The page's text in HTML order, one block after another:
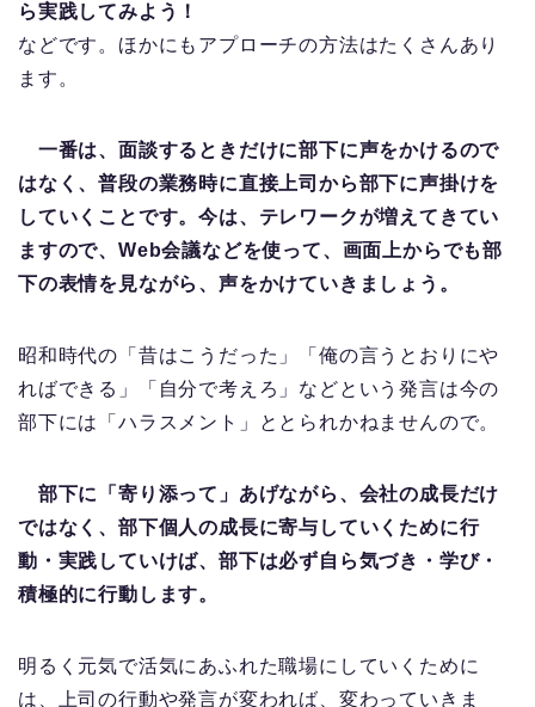
ら実践してみよう！
などです。ほかにもアプローチの方法はたくさんあり
ます。
一番は、面談するときだけに部下に声をかけるので
はなく、普段の業務時に直接上司から部下に声掛けを
していくことです。今は、テレワークが増えてきてい
ますので、Web会議などを使って、画面上からでも部
下の表情を見ながら、声をかけていきましょう。
昭和時代の「昔はこうだった」「俺の言うとおりにや
ればできる」「自分で考えろ」などという発言は今の
部下には「ハラスメント」ととられかねませんので。
部下に「寄り添って」あげながら、会社の成長だけ
ではなく、部下個人の成長に寄与していくために行
動・実践していけば、部下は必ず自ら気づき・学び・
積極的に行動します。
明るく元気で活気にあふれた職場にしていくために
は、上司の行動や発言が変われば、変わっていきま